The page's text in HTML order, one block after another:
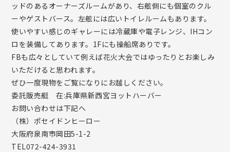
ッドのあるオーナーズルームがあり、右舷側にも個室のクル
ーやゲストバース。左舷には広いトイレルームもあります。
使いやすい感じのギャレーには冷蔵庫や電子レンジ、IHコン
ロを装備してあります。1Fにも操船席ありです。
FBも広々としていて例えば花火大会ではゆったりとお楽しみ
いただけると思われます。
ぜひ一度現物をご覧になりにお越しください。
委託販売艇 在:兵庫県新西宮ヨットハーバー
お問い合わせは下記へ
（株）ポセイドンヒーロー
大阪府泉南市岡田5-1-2
TEL072-424-3931